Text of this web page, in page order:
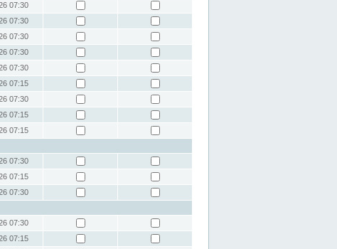
07:30
07:30
07:30
07:30
07:30
07:15
07:30
07:15
07:15
07:30
07:15
07:30
07:30
07:15